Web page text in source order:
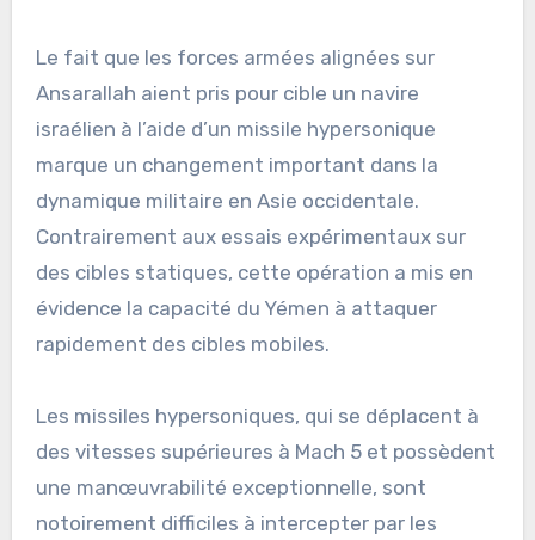
Le fait que les forces armées alignées sur
Ansarallah aient pris pour cible un navire
israélien à l’aide d’un missile hypersonique
marque un changement important dans la
dynamique militaire en Asie occidentale.
Contrairement aux essais expérimentaux sur
des cibles statiques, cette opération a mis en
évidence la capacité du Yémen à attaquer
rapidement des cibles mobiles.
Les missiles hypersoniques, qui se déplacent à
des vitesses supérieures à Mach 5 et possèdent
une manœuvrabilité exceptionnelle, sont
notoirement difficiles à intercepter par les